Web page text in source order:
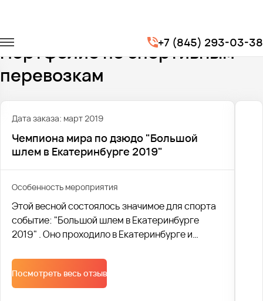
+7 (845) 293-03-38
Транспорт для спорта
Портфолио по спортивным
перевозкам
Дата заказа: март 2019
Чемпиона мира по дзюдо "Большой
шлем в Екатеринбурге 2019"
Особенность мероприятия
Этой весной состоялось значимое для спорта
событие: "Большой шлем в Екатеринбурге
2019" . Оно проходило в Екатеринбурге и
Посмотреть весь отзыв